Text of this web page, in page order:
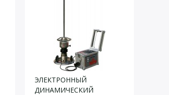
220 В (50 Гц)
220х220х420
270х230х100
ЭЛЕКТРОННЫЙ
ДИНАМИЧЕСКИЙ